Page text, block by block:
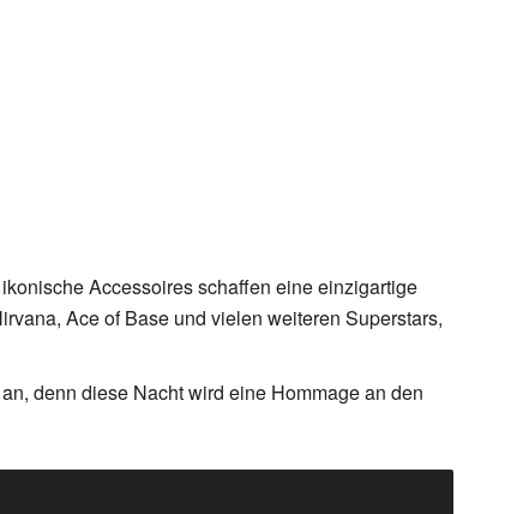
Accessoires schaffen eine einzigartige
Ace of Base und vielen weiteren Superstars,
denn diese Nacht wird eine Hommage an den